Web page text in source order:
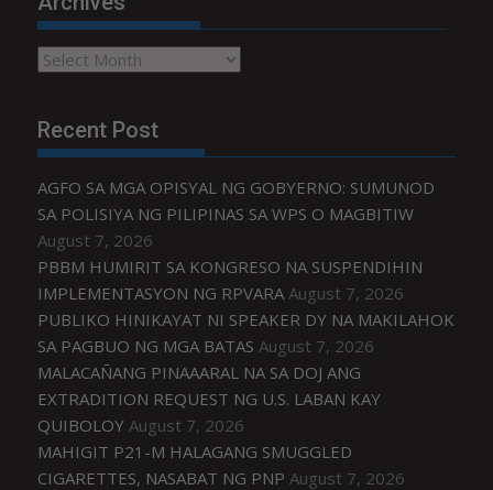
Archives
Recent Post
AGFO SA MGA OPISYAL NG GOBYERNO: SUMUNOD
SA POLISIYA NG PILIPINAS SA WPS O MAGBITIW
August 7, 2026
PBBM HUMIRIT SA KONGRESO NA SUSPENDIHIN
IMPLEMENTASYON NG RPVARA August 7, 2026
PUBLIKO HINIKAYAT NI SPEAKER DY NA MAKILAHOK
SA PAGBUO NG MGA BATAS August 7, 2026
MALACAÑANG PINAAARAL NA SA DOJ ANG
EXTRADITION REQUEST NG U.S. LABAN KAY
QUIBOLOY August 7, 2026
MAHIGIT P21-M HALAGANG SMUGGLED
CIGARETTES, NASABAT NG PNP August 7, 2026